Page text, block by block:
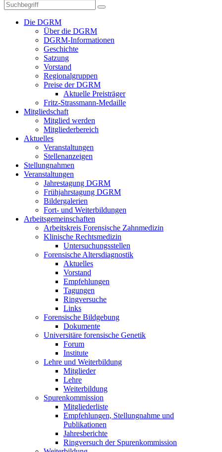
Die DGRM
Über die DGRM
DGRM-Informationen
Geschichte
Satzung
Vorstand
Regionalgruppen
Preise der DGRM
Aktuelle Preisträger
Fritz-Strassmann-Medaille
Mitgliedschaft
Mitglied werden
Mitgliederbereich
Aktuelles
Veranstaltungen
Stellenanzeigen
Stellungnahmen
Veranstaltungen
Jahrestagung DGRM
Frühjahrstagung DGRM
Bildergalerien
Fort- und Weiterbildungen
Arbeitsgemeinschaften
Arbeitskreis Forensische Zahnmedizin
Klinische Rechtsmedizin
Untersuchungsstellen
Forensische Altersdiagnostik
Aktuelles
Vorstand
Empfehlungen
Tagungen
Ringversuche
Links
Forensische Bildgebung
Dokumente
Universitäre forensische Genetik
Forum
Institute
Lehre und Weiterbildung
Mitglieder
Lehre
Weiterbildung
Spurenkommission
Mitgliederliste
Empfehlungen, Stellungnahme und
Publikationen
Jahresberichte
Ringversuch der Spurenkommission